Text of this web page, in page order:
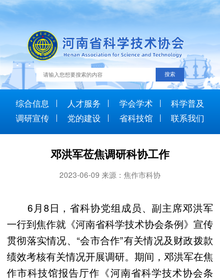
综合信息 人才服务 学会学术
科学普及
调研宣传
党的建设 省科技馆 联系我们
邓洪军莅焦调研科协工作
2023-06-09 来源：焦作市科协
6月8日，省科协党组成员、副主席邓洪军
一行到焦作就《河南省科学技术协会条例》宣传
贯彻落实情况、“会市合作”有关情况及财政拨款
绩效考核有关情况开展调研。期间，邓洪军在焦
作市科技馆报告厅作《河南省科学技术协会条